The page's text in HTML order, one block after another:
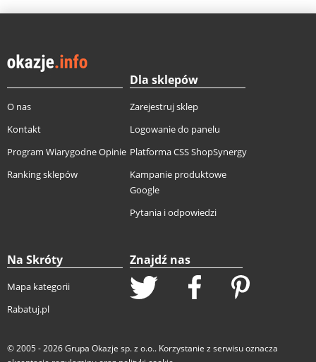
O nas
Kontakt
Program Wiarygodne Opinie
Ranking sklepów
Dla sklepów
Zarejestruj sklep
Logowanie do panelu
Platforma CSS ShopSynergy
Kampanie produktowe
Google
Pytania i odpowiedzi
Na Skróty
Mapa kategorii
Rabatuj.pl
Znajdź nas
© 2005 - 2026Grupa Okazje sp. z o.o.. Korzystanie z serwisu oznacza